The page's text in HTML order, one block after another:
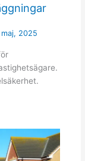
maj, 2025